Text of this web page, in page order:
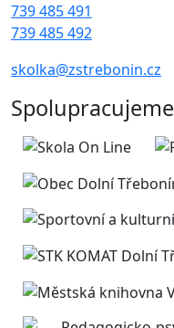
739 485 491
739 485 492
skolka@zstrebonin.cz
Spolupracujeme